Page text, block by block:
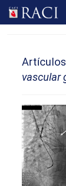
vascular